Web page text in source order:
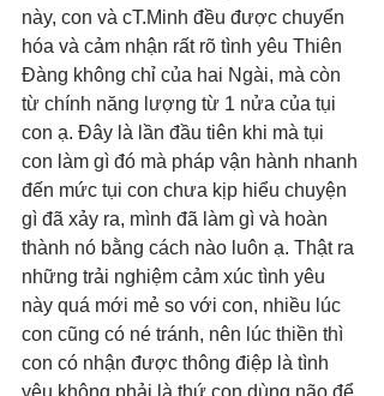
này, con và cT.Minh đều được chuyển
hóa và cảm nhận rất rõ tình yêu Thiên
Đàng không chỉ của hai Ngài, mà còn
từ chính năng lượng từ 1 nửa của tụi
con ạ. Đây là lần đầu tiên khi mà tụi
con làm gì đó mà pháp vận hành nhanh
đến mức tụi con chưa kịp hiểu chuyện
gì đã xảy ra, mình đã làm gì và hoàn
thành nó bằng cách nào luôn ạ. Thật ra
những trải nghiệm cảm xúc tình yêu
này quá mới mẻ so với con, nhiều lúc
con cũng có né tránh, nên lúc thiền thì
con có nhận được thông điệp là tình
yêu không phải là thứ con dùng não để